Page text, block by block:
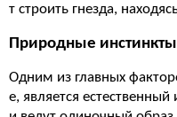
т строить гнезда,
Природные
Одним из главных
е, является